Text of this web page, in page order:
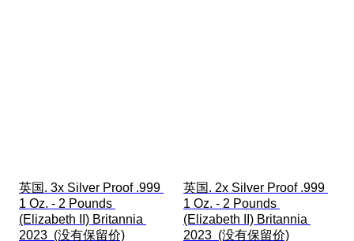
英国. 3x Silver Proof .999
1 Oz. - 2 Pounds
(Elizabeth II) Britannia
2023  (没有保留价)
英国. 2x Silver Proof .999
1 Oz. - 2 Pounds
(Elizabeth II) Britannia
2023  (没有保留价)